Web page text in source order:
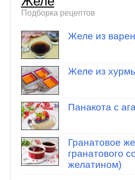
Подборка рецептов
Желе из
Желе из
Панакота с
Гранатовое
гранатового
желатином)